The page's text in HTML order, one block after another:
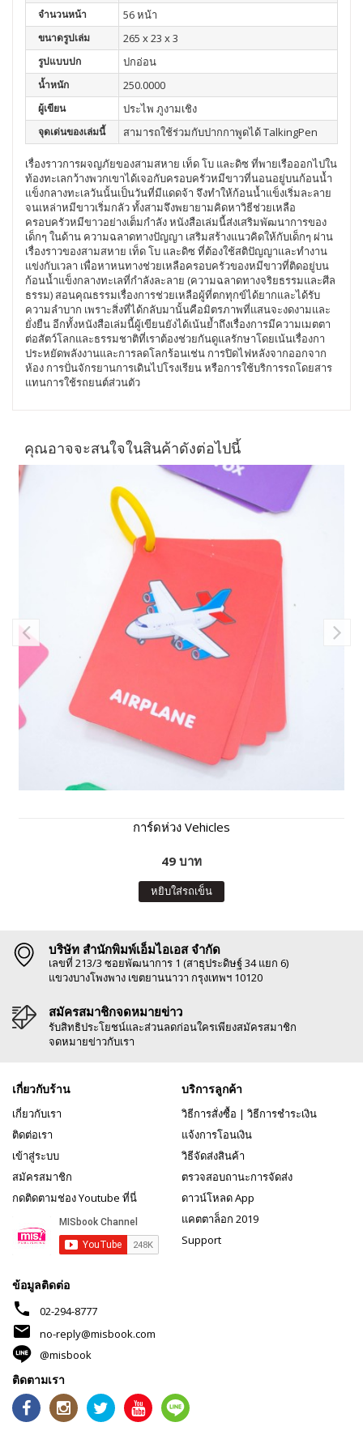
จำนวนหน้า 56 หน้า
ขนาดรูปเล่ม 265 x 23 x 3
รูปแบบปก ปกอ่อน
น้ำหนัก 250.0000
ผู้เขียน ประไพ ภูงามเชิง
จุดเด่นของเล่มนี้ สามารถใช้ร่วมกับปากกาพูดได้ TalkingPen
เรื่องราวการผจญภัยของสามสหาย เท็ด โบ และดิซ ที่พายเรือออกไปใน
ท้องทะเลกว้างพวกเขาได้เจอกับครอบครัวหมีขาวที่นอนอยู่บนก้อนน้ำ
แข็งกลางทะเลวันนั้นเป็นวันที่มีแดดจ้า จึงทำให้ก้อนน้ำแข็งเริ่มละลาย
จนเหล่าหมีขาวเริ่มกลัว ทั้งสามจึงพยายามคิดหาวิธีช่วยเหลือ
ครอบครัวหมีขาวอย่างเต็มกำลัง หนังสือเล่มนี้ส่งเสริมพัฒนาการของ
เด็กๆ ในด้าน ความฉลาดทางปัญญา เสริมสร้างแนวคิดให้กับเด็กๆ ผ่าน
เรื่องราวของสามสหาย เท็ด โบ และดิซ ที่ต้องใช้สติปัญญาและทำงาน
แข่งกับเวลา เพื่อหาหนทางช่วยเหลือครอบครัวของหมีขาวที่ติดอยู่บน
ก้อนน้ำแข็งกลางทะเลที่กำลังละลาย (ความฉลาดทางจริยธรรมและศีล
ธรรม) สอนคุณธรรมเรื่องการช่วยเหลือผู้ที่ตกทุกข์ได้ยากและได้รับ
ความลำบาก เพราะสิ่งที่ได้กลับมานั้นคือมิตรภาพที่แสนจะงดงามและ
ยั่งยืน อีกทั้งหนังสือเล่มนี้ผู้เขียนยังได้เน้นย้ำถึงเรื่องการมีความเมตตา
ต่อสัตว์โลกและธรรมชาติที่เราต้องช่วยกันดูแลรักษาโดยเน้นเรื่องกา
ประหยัดพลังงานและการลดโลกร้อนเช่น การปิดไฟหลังจากออกจาก
ห้อง การปั่นจักรยานการเดินไปโรงเรียน หรือการใช้บริการรถโดยสาร
แทนการใช้รถยนต์ส่วนตัว
คุณอาจจะสนใจในสินค้าดังต่อไปนี้
การ์ดห่วง Vehicles
49 บาท
หยิบใส่รถเข็น
บริษัท สำนักพิมพ์เอ็มไอเอส จำกัด
เลขที่ 213/3 ซอยพัฒนาการ 1 (สาธุประดิษฐ์ 34 แยก 6)
แขวงบางโพงพาง เขตยานนาวา กรุงเทพฯ 10120
สมัครสมาชิกจดหมายข่าว
รับสิทธิประโยชน์และส่วนลดก่อนใครเพียงสมัครสมาชิก
จดหมายข่าวกับเรา
เกี่ยวกับร้าน
เกี่ยวกับเรา
ติดต่อเรา
เข้าสู่ระบบ
สมัครสมาชิก
กดติดตามช่อง Youtube ที่นี่
บริการลูกค้า
วิธีการสั่งซื้อ | วิธีการชำระเงิน
แจ้งการโอนเงิน
วิธีจัดส่งสินค้า
ตรวจสอบถานะการจัดส่ง
ดาวน์โหลด App
แคตตาล็อก 2019
Support
ข้อมูลติดต่อ
phone 02-294-8777
mail
no-reply@misbook.com
@misbook
ติดตามเรา